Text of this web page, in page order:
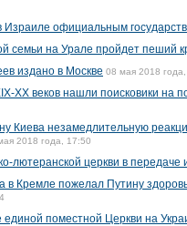
Израиле официальным
семьи на Урале пройдет пеший
издано в Москве 08 мая 2018
XX веков нашли поисковики на
Киева незамедлительную
2018 года, 17:50
лютеранской церкви в передаче
в Кремле пожелал Путину
поместной Церкви на